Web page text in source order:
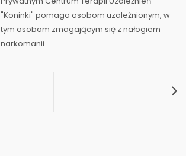
"Koninki" pomaga osobom uzależnionym, w
tym osobom zmagającym się z nałogiem
narkomanii.